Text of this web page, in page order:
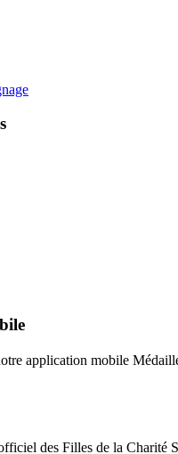
application mobile
des Filles de la Charité